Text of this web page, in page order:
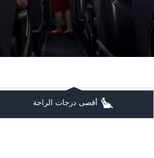
أقصى درجات الراحة